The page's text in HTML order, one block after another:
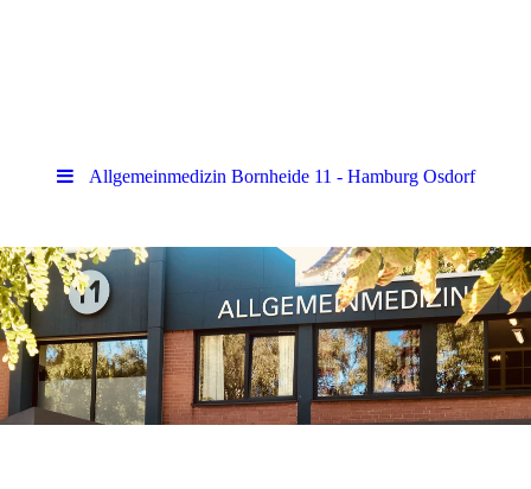
Allgemeinmedizin Bornheide 11 - Hamburg Osdorf